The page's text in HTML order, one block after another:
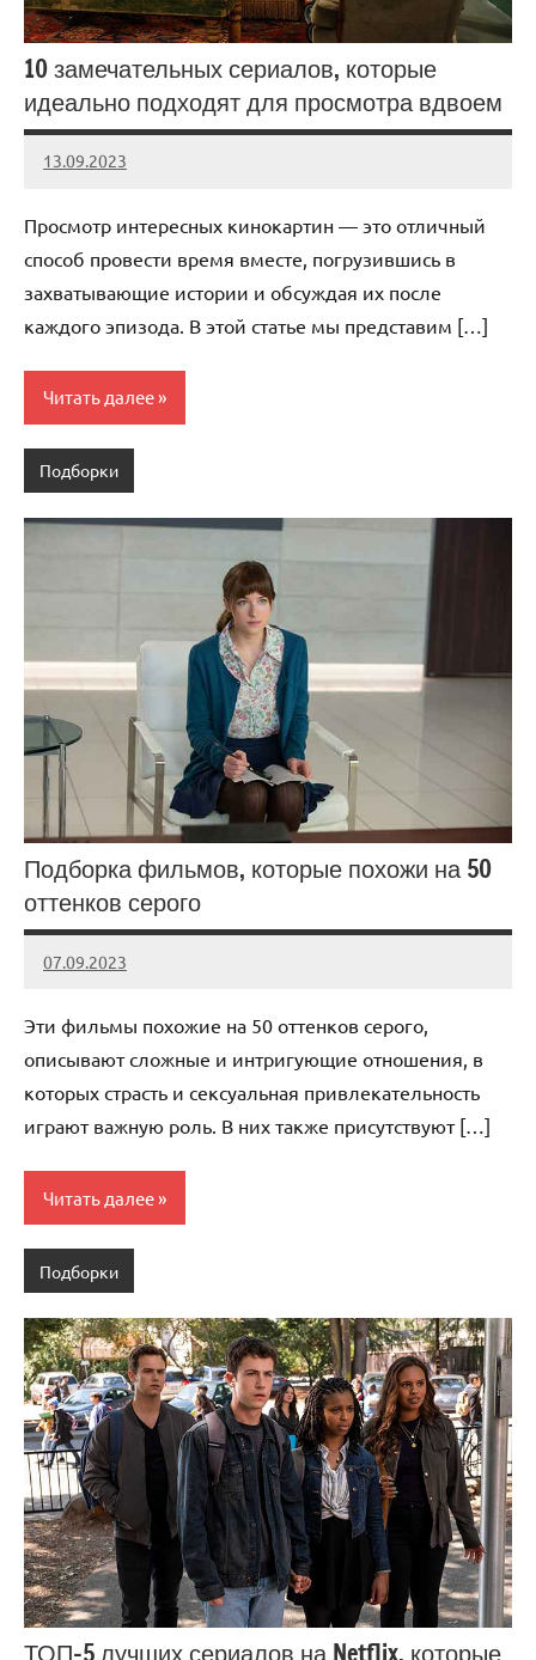
10 замечательных сериалов, которые
идеально подходят для просмотра вдвоем
13.09.2023
admin
Нет
Просмотр интересных кинокартин — это отличный
способ провести время вместе, погрузившись в
захватывающие истории и обсуждая их после
каждого эпизода. В этой статье мы представим […]
Читать далее
Подборки
Подборка фильмов, которые похожи на 50
оттенков серого
07.09.2023
admin
Нет
Эти фильмы похожие на 50 оттенков серого,
описывают сложные и интригующие отношения, в
которых страсть и сексуальная привлекательность
играют важную роль. В них также присутствуют […]
Читать далее
Подборки